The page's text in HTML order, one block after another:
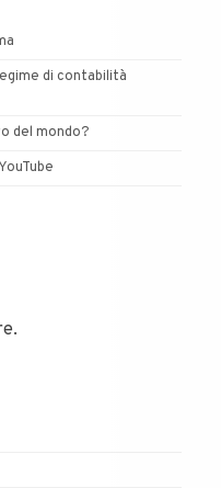
di contabilità
del mondo?